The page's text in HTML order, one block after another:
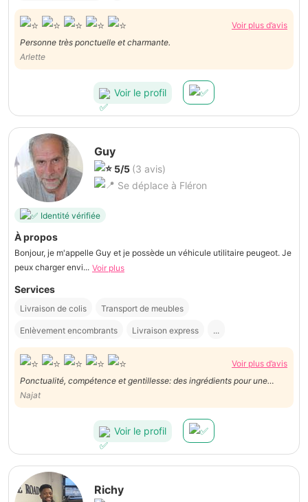
Voir plus d’avis
Personne très ponctuelle et charmante.
Arlette
Voir le profil
Guy
5/5 (3 avis)
Se déplace à Fléron
Identité vérifiée
À propos
Bonjour, je m'appelle Guy et je possède un véhicule utilitaire peugeot. Je
peux charger envi... Voir plus
Services
Livraison de colis Transport de meubles
Enlèvement encombrants Livraison express ...
Voir plus d’avis
Ponctualité, compétence et gentillesse: des ingrédients pour une
prestation réussie, tant sur le plan professionnel qu'humain. Merci
aussi à Guy pour sa disponibilité!
Najat
Voir le profil
Richy